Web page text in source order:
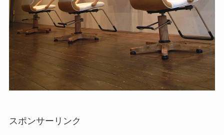
スポンサーリンク